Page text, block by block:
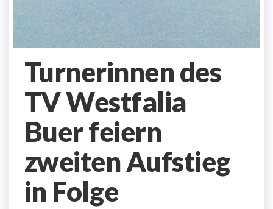
Turnerinnen des
TV Westfalia
Buer feiern
zweiten Aufstieg
in Folge